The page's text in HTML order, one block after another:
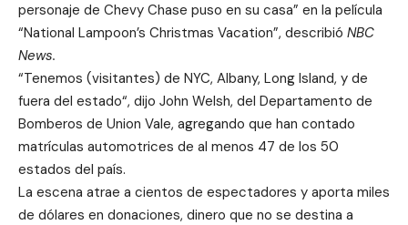
personaje de Chevy Chase puso en su casa” en la película
“National Lampoon’s Christmas Vacation”, describió NBC
News.
“Tenemos (visitantes) de NYC, Albany, Long Island, y de
fuera del estado“, dijo John Welsh, del Departamento de
Bomberos de Union Vale, agregando que han contado
matrículas automotrices de al menos 47 de los 50
estados del país.
La escena atrae a cientos de espectadores y aporta miles
de dólares en donaciones, dinero que no se destina a